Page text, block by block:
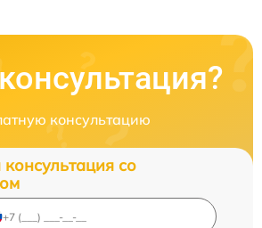
консультацию
со